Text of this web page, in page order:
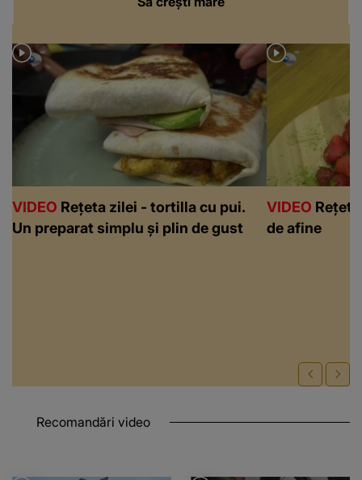
VIDEO Rețeta zilei - tortilla cu pui.
Un preparat simplu și plin de gust
VIDEO
de afine
Recomandări video